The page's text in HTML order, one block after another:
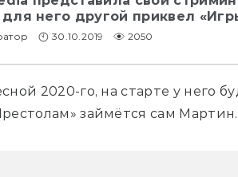
для него другой приквел
30.10.2019 2050
2020-го, на старте у него
займётся сам Мартин.